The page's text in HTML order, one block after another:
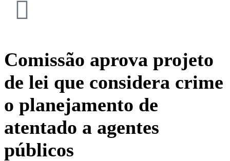
Comissão aprova projeto
de lei que considera crime
o planejamento de
atentado a agentes
públicos